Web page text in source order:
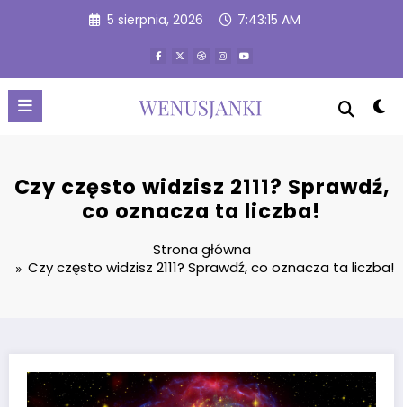
5 sierpnia, 2026 7:43:16 AM
Czy często widzisz 2111? Sprawdź,
co oznacza ta liczba!
Strona główna
Czy często widzisz 2111? Sprawdź, co oznacza ta liczba!